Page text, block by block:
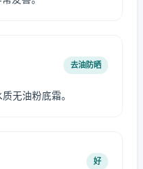
去油防晒
无油粉底霜。
好